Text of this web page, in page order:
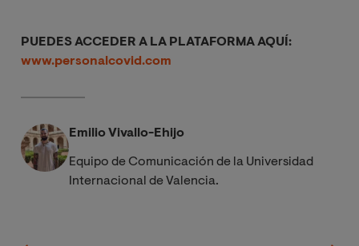
PUEDES ACCEDER A LA PLATAFORMA AQUÍ:
www.personalcovid.com
Emilio Vivallo-Ehijo
Equipo de Comunicación de la Universidad
Internacional de Valencia.